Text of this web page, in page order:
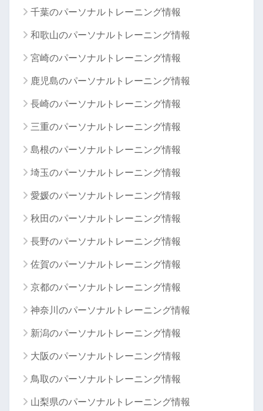
千葉のパーソナルトレーニング情報
和歌山のパーソナルトレーニング情報
宮崎のパーソナルトレーニング情報
鹿児島のパーソナルトレーニング情報
長崎のパーソナルトレーニング情報
三重のパーソナルトレーニング情報
島根のパーソナルトレーニング情報
埼玉のパーソナルトレーニング情報
愛媛のパーソナルトレーニング情報
秋田のパーソナルトレーニング情報
長野のパーソナルトレーニング情報
佐賀のパーソナルトレーニング情報
京都のパーソナルトレーニング情報
神奈川のパーソナルトレーニング情報
新潟のパーソナルトレーニング情報
大阪のパーソナルトレーニング情報
鳥取のパーソナルトレーニング情報
山梨県のパーソナルトレーニング情報